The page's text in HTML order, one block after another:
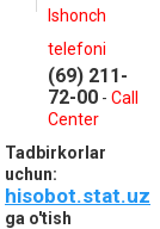
Ishonch
telefoni
(69) 211-
72-00 - Call
Center
Tadbirkorlar
uchun:
hisobot.stat.uz
ga o'tish